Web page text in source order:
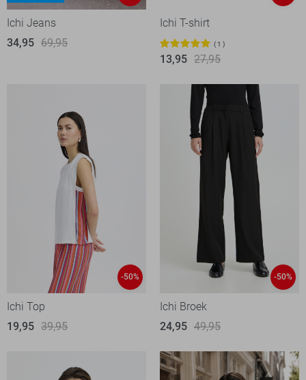
Ichi Jeans
34,95 69,95
Ichi T-shirt
1
13,95 27,95
-50%
Ichi Top
19,95 39,95
-50%
Ichi Broek
24,95 49,95